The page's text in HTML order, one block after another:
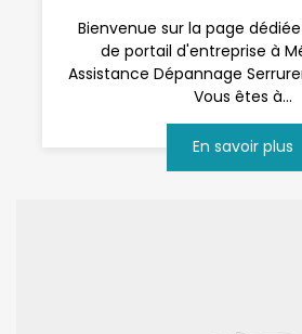
Bienvenue sur la page
de portail d'entreprise à
Assistance Dépannage
Vous êtes à...
En savoir plus